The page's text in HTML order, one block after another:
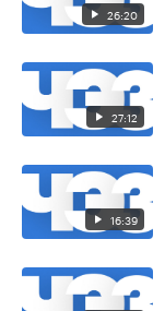
26:20
27:12
16:39